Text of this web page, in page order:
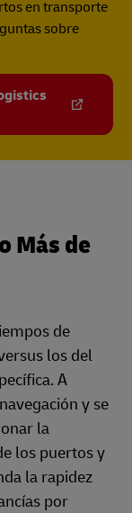
en transporte
sobre
Más de
de
los del
A
y se
la
los puertos y
la rapidez
por